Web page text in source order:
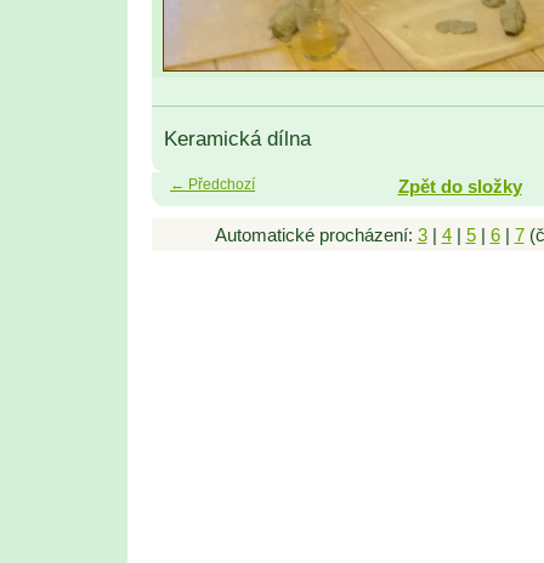
Keramická dílna
← Předchozí Zpět do složky
Automatické procházení: 3| 4| 5| 6| 7